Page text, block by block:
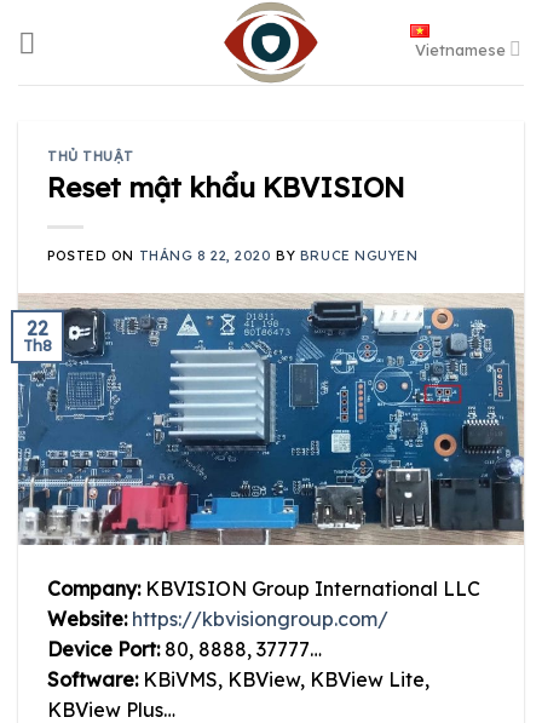
Vietnamese
THỦ THUẬT
Reset mật khẩu KBVISION
POSTED ON THÁNG 8 22, 2020 BY BRUCE NGUYEN
22
Th8
Company:KBVISION Group International LLC
Website:https://kbvisiongroup.com/
Device Port:80, 8888, 37777…
Software:KBiVMS, KBView, KBView Lite,
KBView Plus…